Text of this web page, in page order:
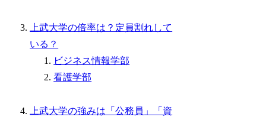
上武大学の倍率は？定員割れして
いる？
ビジネス情報学部
看護学部
上武大学の強みは「公務員」「資